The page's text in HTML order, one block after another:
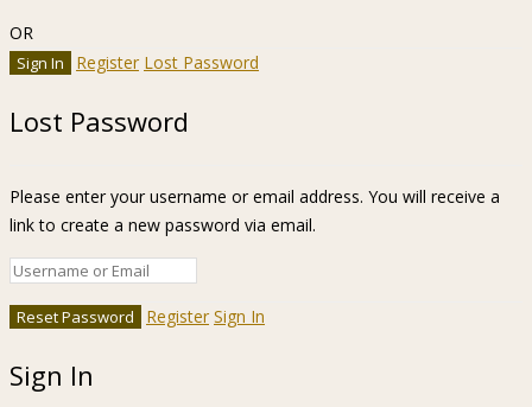
OR
Register Lost Password
Lost Password
Please enter your username or email address. You will receive a
link to create a new password via email.
Register Sign In
Sign In